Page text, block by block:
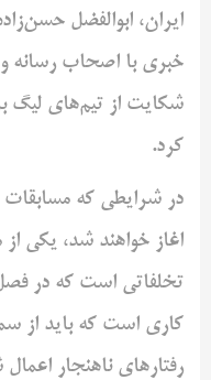
ایران، ابوالفضل
خبری با اصحاب رسانه و
شکایت از تیم‌های لیگ
کرد.
در شرایطی که مسابقات
اغاز خواهند شد، یکی
تخلفاتی است که در
کاری است که باید از
رفتارهای ناهنجار